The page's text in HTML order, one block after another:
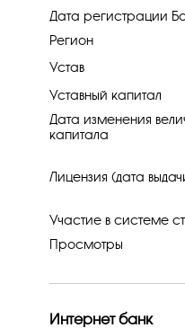
Дата регистрации
Регион
Устав
Уставный капитал
Дата изменения
капитала
Лицензия (дата
Участие в системе
Просмотры
Интернет банк